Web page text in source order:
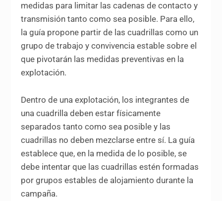
medidas para limitar las cadenas de contacto y
transmisión tanto como sea posible. Para ello,
la guía propone partir de las cuadrillas como un
grupo de trabajo y convivencia estable sobre el
que pivotarán las medidas preventivas en la
explotación.
Dentro de una explotación, los integrantes de
una cuadrilla deben estar físicamente
separados tanto como sea posible y las
cuadrillas no deben mezclarse entre sí. La guía
establece que, en la medida de lo posible, se
debe intentar que las cuadrillas estén formadas
por grupos estables de alojamiento durante la
campaña.